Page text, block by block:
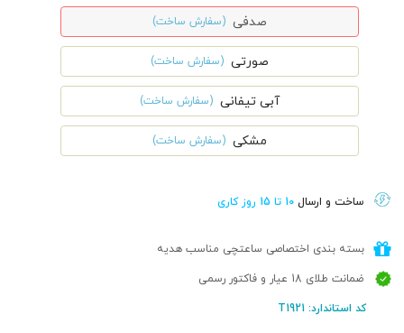
صدفی (سفارش ساخت)
صورتی (سفارش ساخت)
آبی تیفانی (سفارش ساخت)
مشکی (سفارش ساخت)
ساخت و ارسال 10 تا 15 روز کاری
بسته بندی اختصاصی ساعتچی مناسب هدیه
ضمانت طلای 18 عیار و فاکتور رسمی
کد استاندارد: T1921